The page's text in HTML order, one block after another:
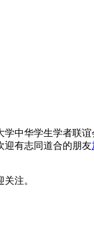
中华学生学者联谊
迎有志同道合的朋友
关注。